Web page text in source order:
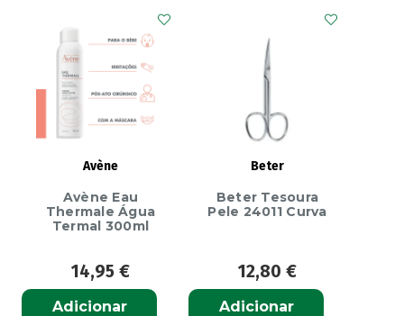
Avène
Avène Eau
Thermale Água
Termal 300ml
14,95 €
Adicionar
Beter
Beter Tesoura
Pele 24011 Curva
12,80 €
Adicionar